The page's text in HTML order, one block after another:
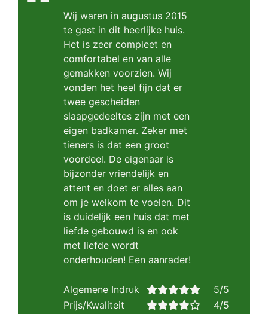
Wij waren in augustus 2015
te gast in dit heerlijke huis.
Het is zeer compleet en
comfortabel en van alle
gemakken voorzien. Wij
vonden het heel fijn dat er
twee gescheiden
slaapgedeeltes zijn met een
eigen badkamer. Zeker met
tieners is dat een groot
voordeel. De eigenaar is
bijzonder vriendelijk en
attent en doet er alles aan
om je welkom te voelen. Dit
is duidelijk een huis dat met
liefde gebouwd is en ook
met liefde wordt
onderhouden! Een aanrader!
Algemene Indruk
5/5
Prijs/Kwaliteit
4/5